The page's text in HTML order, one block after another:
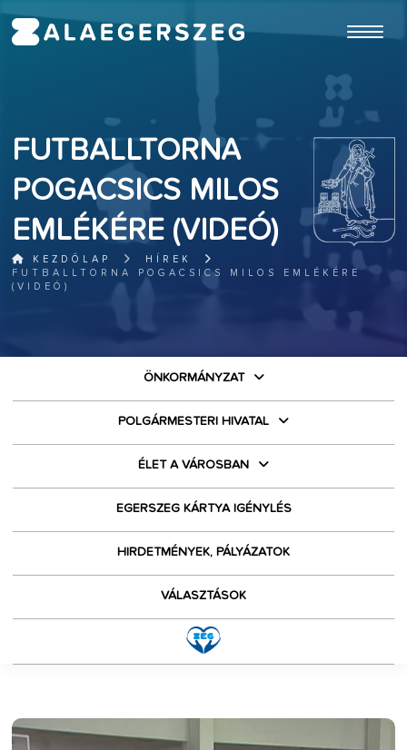
FUTBALLTORNA
POGACSICS MILOS
EMLÉKÉRE (VIDEÓ)
KEZDŐLAP
HÍREK
FUTBALLTORNA POGACSICS MILOS EMLÉKÉRE
(VIDEÓ)
ÖNKORMÁNYZAT
POLGÁRMESTERI HIVATAL
ÉLET A VÁROSBAN
EGERSZEG KÁRTYA IGÉNYLÉS
HIRDETMÉNYEK, PÁLYÁZATOK
VÁLASZTÁSOK